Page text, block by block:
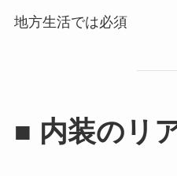
地方生活では必須
■ 内装のリ